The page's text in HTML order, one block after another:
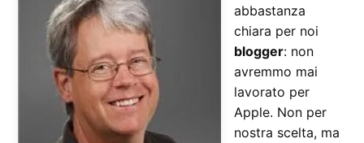
abbastanza
chiara per noi
blogger: non
avremmo mai
lavorato per
Apple. Non per
nostra scelta, ma